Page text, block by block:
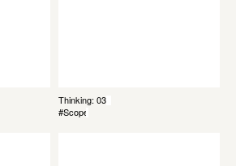
Thinking: 033
#Scope